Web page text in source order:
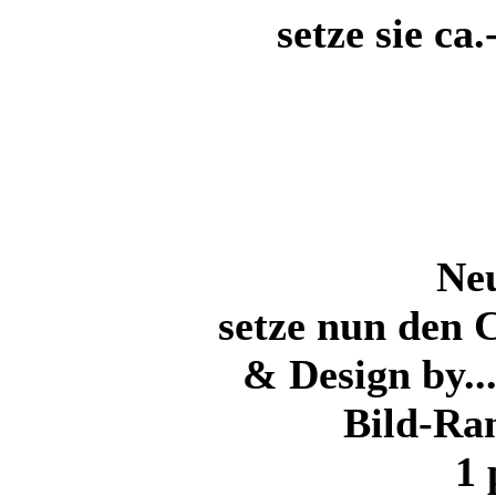
setze sie
setze nun den
& Design
Bild-
1